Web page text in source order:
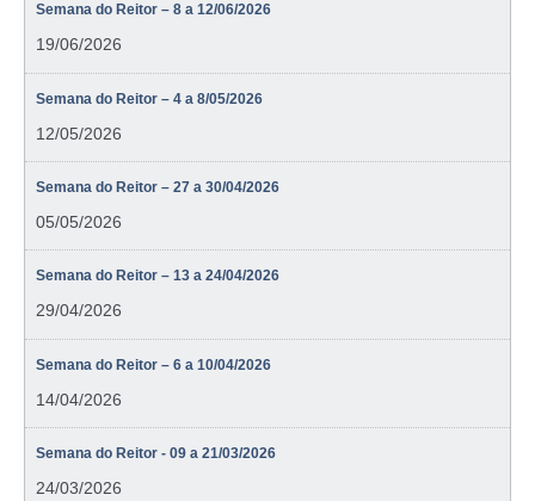
Semana do Reitor – 8 a 12/06/2026
19/06/2026
Semana do Reitor – 4 a 8/05/2026
12/05/2026
Semana do Reitor – 27 a 30/04/2026
05/05/2026
Semana do Reitor – 13 a 24/04/2026
29/04/2026
Semana do Reitor – 6 a 10/04/2026
14/04/2026
Semana do Reitor - 09 a 21/03/2026
24/03/2026